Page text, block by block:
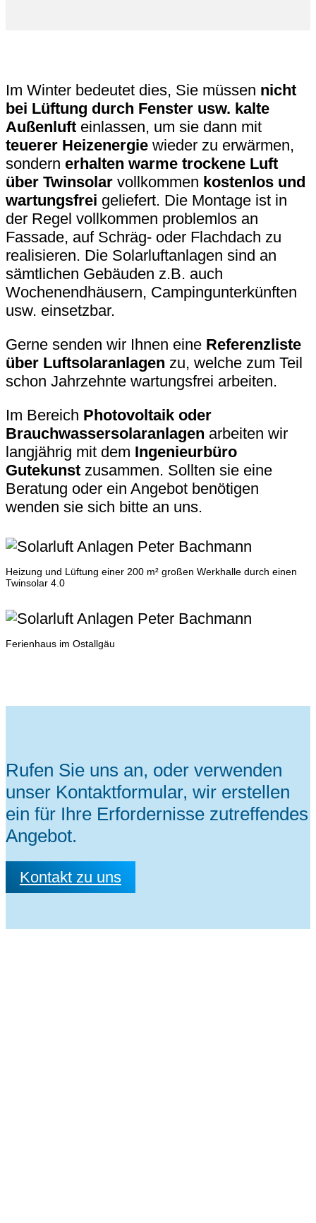
Im Winter bedeutet dies, Sie müssen nicht
bei Lüftung durch Fenster usw. kalte
Außenluft einlassen, um sie dann mit
teuerer Heizenergie wieder zu erwärmen,
sondern erhalten warme trockene Luft
über Twinsolar vollkommen kostenlos und
wartungsfrei geliefert. Die Montage ist in
der Regel vollkommen problemlos an
Fassade, auf Schräg- oder Flachdach zu
realisieren. Die Solarluftanlagen sind an
sämtlichen Gebäuden z.B. auch
Wochenendhäusern, Campingunterkünften
usw. einsetzbar.
Gerne senden wir Ihnen eine Referenzliste
über Luftsolaranlagen zu, welche zum Teil
schon Jahrzehnte wartungsfrei arbeiten.
Im Bereich Photovoltaik oder
Brauchwassersolaranlagen arbeiten wir
langjährig mit dem Ingenieurbüro
Gutekunst zusammen. Sollten sie eine
Beratung oder ein Angebot benötigen
wenden sie sich bitte an uns.
Heizung und Lüftung einer 200 m² großen Werkhalle durch einen
Twinsolar 4.0
Ferienhaus im Ostallgäu
Rufen Sie uns an, oder verwenden
unser Kontaktformular, wir erstellen
ein für Ihre Erfordernisse zutreffendes
Angebot.
Kontakt zu uns